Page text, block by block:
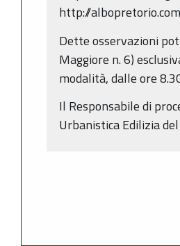
http://
Dette osservazioni
Maggiore n. 6)
modalità, dalle ore
Il Responsabile di
Urbanistica Edilizia